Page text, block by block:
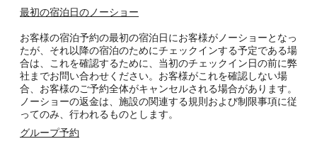
最初の宿泊日のノーショー
お客様の宿泊予約の最初の宿泊日にお客様がノーショーとなっ
たが、それ以降の宿泊のためにチェックインする予定である場
合は、これを確認するために、当初のチェックイン日の前に弊
社までお問い合わせください。お客様がこれを確認しない場
合、お客様のご予約全体がキャンセルされる場合があります。
ノーショーの返金は、施設の関連する規則および制限事項に従
ってのみ、行われるものとします。
グループ予約